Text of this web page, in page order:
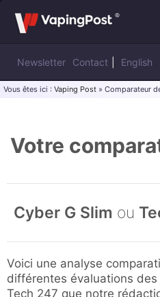
Newsletter Contact English
Vous êtes ici : Vaping Post » Comparateur
Votre
Cyber G Slim ou
Voici une analyse
différentes évaluations
Tech 247 que notre